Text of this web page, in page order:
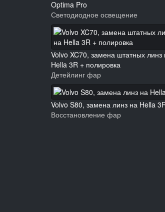
Optima Pro
Светодиодное освещение
Volvo XC70, замена штатных линз
Hella 3R + полировка
Детейлинг фар
Volvo S80, замена линз на Hella
Восстановление фар